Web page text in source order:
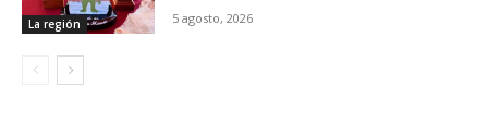
La región 5 agosto, 2026